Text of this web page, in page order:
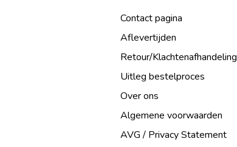
Contact pagina
Aflevertijden
Retour/Klachtenafhandeling
Uitleg bestelproces
Over ons
Algemene voorwaarden
AVG / Privacy Statement